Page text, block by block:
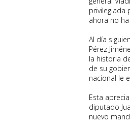
privilegiada
ahora no
Al día
Pérez
la historia
de su
nacional le
Esta
diputado
nuevo